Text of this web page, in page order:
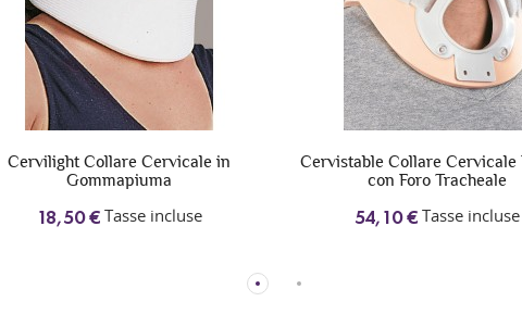
Cervilight Collare Cervicale in
Gommapiuma
18,50 €Tasse incluse
Cervistable Collare Cervicale
con Foro Tracheale
54,10 € Tasse incluse